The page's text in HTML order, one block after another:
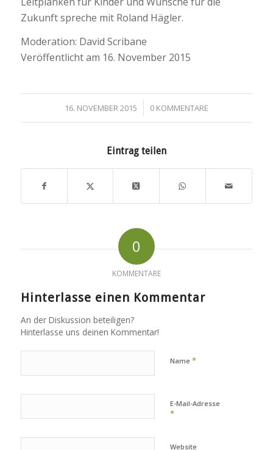
Zukunft spreche mit Roland Hägler.
Moderation: David Scribane
Veröffentlicht am 16. November 2015
16. NOVEMBER 2015
/ 0 KOMMENTARE
Eintrag teilen
0
KOMMENTARE
Hinterlasse einen Kommentar
An der Diskussion beteiligen?
Hinterlasse uns deinen Kommentar!
Name *
E-Mail-Adresse
*
Website